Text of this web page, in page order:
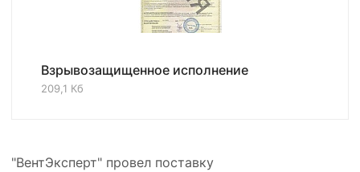
Взрывозащищенное исполнение
209,1 Кб
"ВентЭксперт" провел поставку